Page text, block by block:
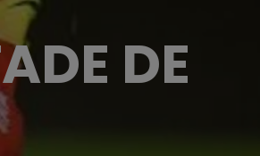
DE